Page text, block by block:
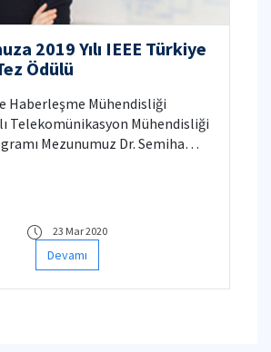
2019 Yılı IEEE Türkiye
Ödülü
Haberleşme Mühendisliği
Telekomünikasyon Mühendisliği
Mezunumuz Dr. Semiha
23 Mar 2020
Devamı